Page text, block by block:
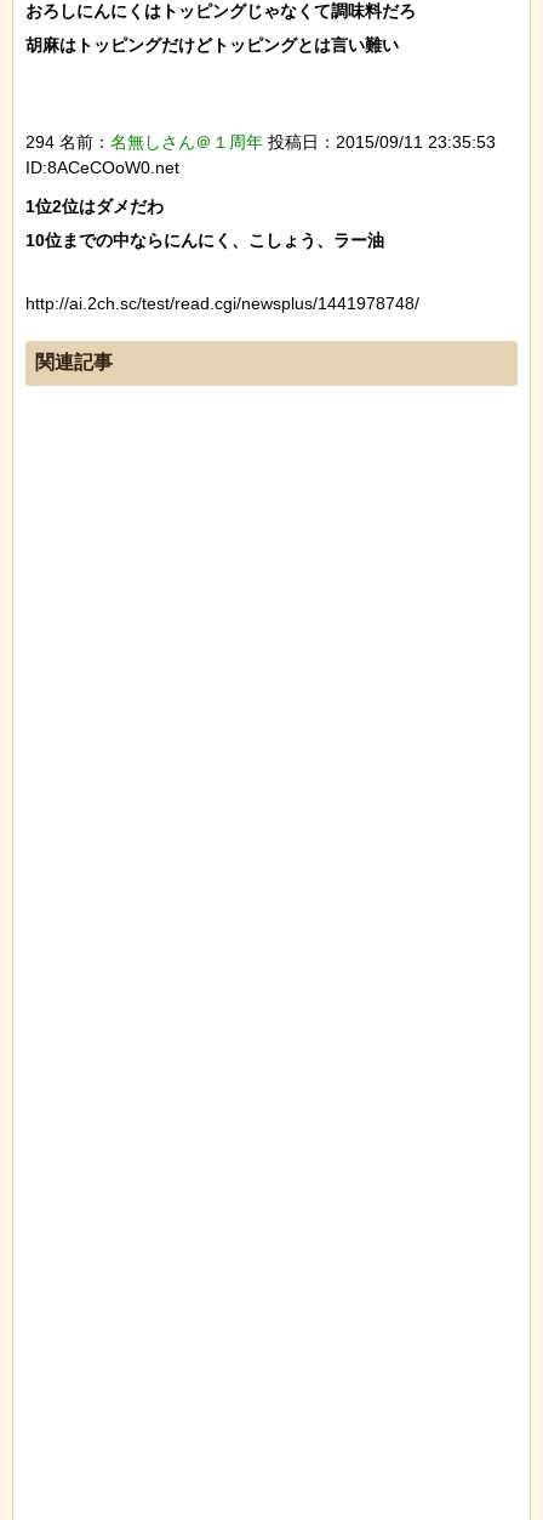
おろしにんにくはトッピングじゃなくて調味料だろ
胡麻はトッピングだけどトッピングとは言い難い
294 名前： 名無しさん＠１周年 投稿日：2015/09/11 23:35:53
ID:8ACeCOoW0.net
1位2位はダメだわ
http://ai.2ch.sc/test/read.cgi/newsplus/1441978748/
関連記事